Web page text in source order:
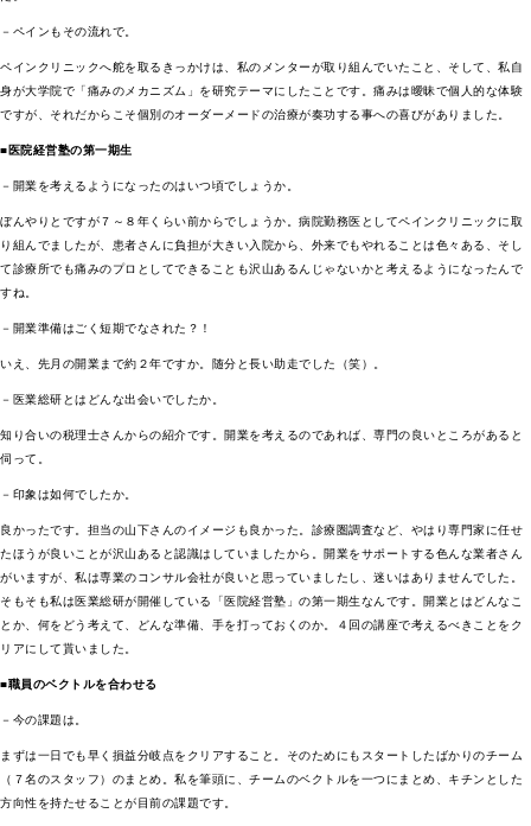
－ペインもその流れで。
ペインクリニックへ舵を取るきっかけは、私のメンターが取り組んでいたこと、そして、私自
身が大学院で「痛みのメカニズム」を研究テーマにしたことです。痛みは曖昧で個人的な体験
ですが、それだからこそ個別のオーダーメードの治療が奏功する事への喜びがありました。
■医院経営塾の第一期生
－開業を考えるようになったのはいつ頃でしょうか。
ぼんやりとですが７～８年くらい前からでしょうか。病院勤務医としてペインクリニックに取
り組んでましたが、患者さんに負担が大きい入院から、外来でもやれることは色々ある、そし
て診療所でも痛みのプロとしてできることも沢山あるんじゃないかと考えるようになったんで
すね。
－開業準備はごく短期でなされた？！
いえ、先月の開業まで約２年ですか。随分と長い助走でした（笑）。
－医業総研とはどんな出会いでしたか。
知り合いの税理士さんからの紹介です。開業を考えるのであれば、専門の良いところがあると
伺って。
－印象は如何でしたか。
良かったです。担当の山下さんのイメージも良かった。診療圏調査など、やはり専門家に任せ
たほうが良いことが沢山あると認識はしていましたから。開業をサポートする色んな業者さん
がいますが、私は専業のコンサル会社が良いと思っていましたし、迷いはありませんでした。
そもそも私は医業総研が開催している「医院経営塾」の第一期生なんです。開業とはどんなこ
とか、何をどう考えて、どんな準備、手を打っておくのか。４回の講座で考えるべきことをク
リアにして貰いました。
■職員のベクトルを合わせる
－今の課題は。
まずは一日でも早く損益分岐点をクリアすること。そのためにもスタートしたばかりのチーム
（７名のスタッフ）のまとめ。私を筆頭に、チームのベクトルを一つにまとめ、キチンとした
方向性を持たせることが目前の課題です。